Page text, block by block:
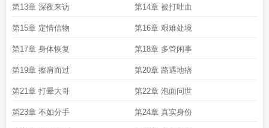
第13章 深夜来访 第14章 被打吐血
第15章 定情信物 第16章 艰难处境
第17章 身体恢复 第18章 多管闲事
第19章 擦肩而过 第20章 路遇地痞
第21章 打晕大哥 第22章 泡面问世
第23章 不如分手 第24章 真实身份